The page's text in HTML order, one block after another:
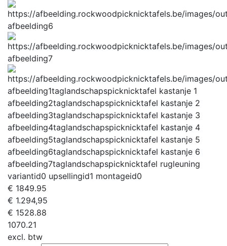
afbeelding6
afbeelding7
afbeelding1taglandschapspicknicktafel kastanje 1
afbeelding2taglandschapspicknicktafel kastanje 2
afbeelding3taglandschapspicknicktafel kastanje 3
afbeelding4taglandschapspicknicktafel kastanje 4
afbeelding5taglandschapspicknicktafel kastanje 5
afbeelding6taglandschapspicknicktafel kastanje 6
afbeelding7taglandschapspicknicktafel rugleuning
variantid0 upsellingid1 montageid0
€ 1849.95
€ 1.294,95
€ 1528.88
1070.21
excl. btw